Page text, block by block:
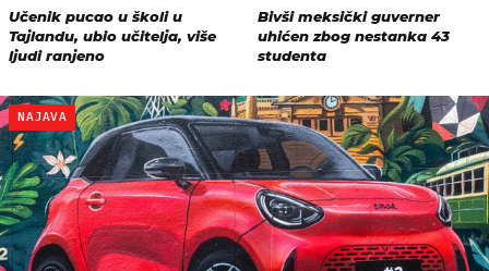
NAJAVA